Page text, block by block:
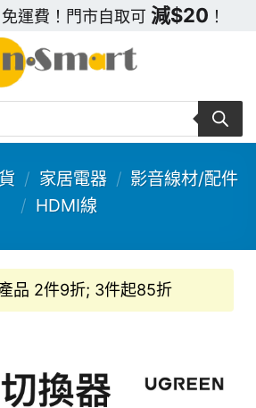
免運費！門市自取可 減$20 ！
/ 家居電器 / 影音線材/配件
/ HDMI線
品 2件9折; 3件起85折